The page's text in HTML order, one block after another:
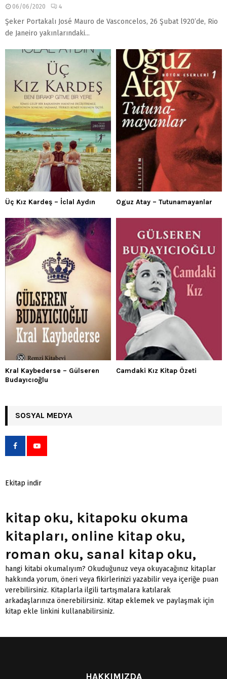
06/06/2020 4
Şeker Portakalı José Mauro de Vasconcelos, 26 Şubat l920’de, Rio
de Janeiro yakınlarındaki...
Üç Kız Kardeş – İclal Aydın Oguz Atay – Tutunamayanlar
Kral Kaybederse – Gülseren
Budayıcıoğlu
Camdaki Kız Kitap Özeti
SOSYAL MEDYA
Ekitap indir
kitap oku, kitapoku okuma
kitapları, online kitap oku,
roman oku, sanal kitap oku,
hangi kitabi okumalıyım? Okuduğunuz veya okuyacağınız kitaplar
hakkında yorum, öneri veya fikirlerinizi yazabilir veya içeriğe puan
verebilirsiniz. Kitaplarla ilgili tartışmalara katılarak
arkadaşlarınıza önerebilirsiniz. Kitap eklemek ve paylaşmak için
kitap ekle linkini kullanabilirsiniz.
HAKKIMIZDA